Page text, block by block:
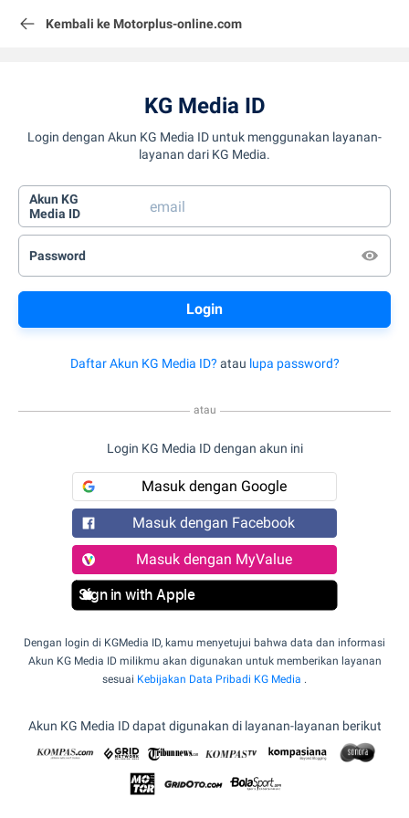
Kembali ke Motorplus-online.com
KG Media ID
Login dengan Akun KG Media ID untuk menggunakan layanan-
layanan dari KG Media.
Akun KG
Media ID
Password
Daftar Akun KG Media ID? atau lupa password?
atau
Login KG Media ID dengan akun ini
Masuk dengan Google
Masuk dengan Facebook
Masuk dengan MyValue
Sign in with Apple
Dengan login di KGMedia ID, kamu menyetujui bahwa data dan informasi
Akun KG Media ID milikmu akan digunakan untuk memberikan layanan
sesuai Kebijakan Data Pribadi KG Media .
Akun KG Media ID dapat digunakan di layanan-layanan berikut